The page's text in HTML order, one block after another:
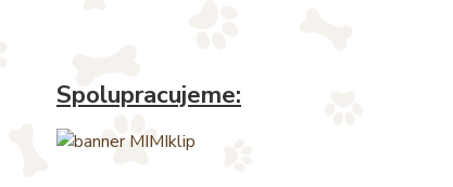
Spolupracujeme: